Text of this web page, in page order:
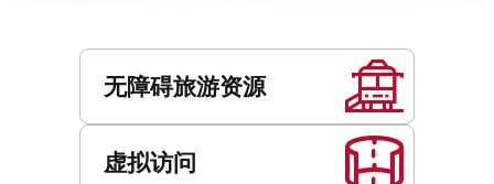
无障碍旅游资源
虚拟访问